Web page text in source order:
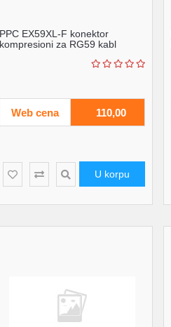
PPC EX59XL-F konektor
kompresioni za RG59 kabl
Web cena 110,00
U korpu